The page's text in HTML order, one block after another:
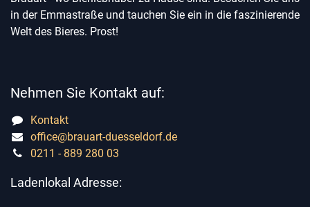
in der Emmastraße und tauchen Sie ein in die faszinierende
Welt des Bieres. Prost!
Nehmen Sie Kontakt auf:
Kontakt
office@brauart-duesseldorf.de
0211 - 889 280 03
Ladenlokal Adresse: